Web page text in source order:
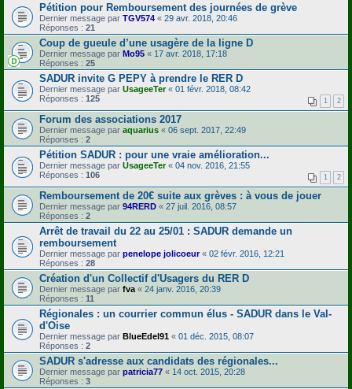
Pétition pour Remboursement des journées de grève
Dernier message par TGV574 « 29 avr. 2018, 20:46
Réponses : 21
Coup de gueule d’une usagère de la ligne D
Dernier message par Mo95 « 17 avr. 2018, 17:18
Réponses : 25
SADUR invite G PEPY à prendre le RER D
Dernier message par UsageeTer« 01 févr. 2018, 08:42
Réponses : 125 1 2
Forum des associations 2017
Dernier message par aquarius « 06 sept. 2017, 22:49
Réponses : 2
Pétition SADUR : pour une vraie amélioration...
Dernier message par UsageeTer« 04 nov. 2016, 21:55
Réponses : 106 1 2
Remboursement de 20€ suite aux grèves : à vous de jouer
Dernier message par 94RERD « 27 juil. 2016, 08:57
Réponses : 2
Arrêt de travail du 22 au 25/01 : SADUR demande un
remboursement
Dernier message par penelope jolicoeur« 02 févr. 2016, 12:21
Réponses : 28
Création d'un Collectif d'Usagers du RER D
Dernier message par fva « 24 janv. 2016, 20:39
Réponses : 11
Régionales : un courrier commun élus - SADUR dans le Val-
d'Oise
Dernier message par BlueEdel91 « 01 déc. 2015, 08:07
Réponses : 2
SADUR s'adresse aux candidats des régionales...
Dernier message par patricia77 « 14 oct. 2015, 20:28
Réponses : 3